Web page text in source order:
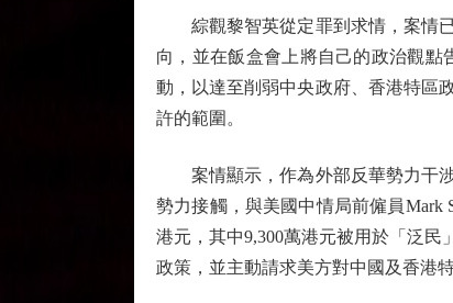
綜觀黎智英從定罪到求情，案情已
向，並在飯盒會上將自己的政治觀
動，以達至削弱中央政府、香港特區
許的範圍。
案情顯示，作為外部反華勢力干涉
勢力接觸，與美國中情局前僱員Mark
港元，其中9,300萬港元被用於「泛
政策，並主動請求美方對中國及香港